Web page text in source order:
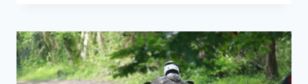
КАКИЕ
ПУНКТЫ
ОБРАТИТЬ
ОСОБОЕ